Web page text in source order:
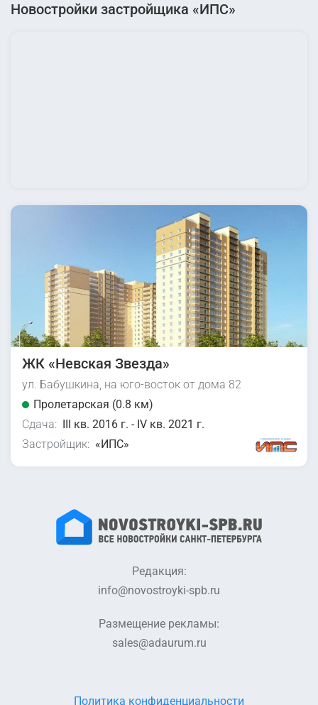
Новостройки застройщика «ИПС»
ЖК «Невская Звезда»
ул. Бабушкина, на юго-восток от дома 82
Пролетарская (0.8 км)
Сдача: III кв. 2016 г. - IV кв. 2021 г.
Застройщик: «ИПС»
Редакция:
info@novostroyki-spb.ru
Размещение рекламы:
sales@adaurum.ru
Политика конфиденциальности